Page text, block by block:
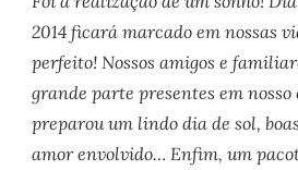
2014 ficará marcado em nossas
perfeito! Nossos amigos e
grande parte presentes em nosso
preparou um lindo dia de sol,
amor envolvido… Enfim, um